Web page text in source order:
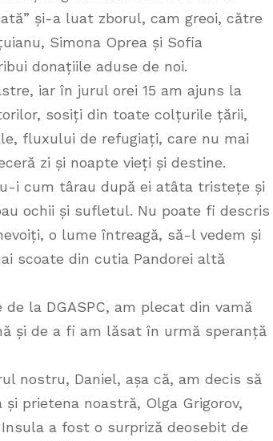
și-a luat zborul, cam greoi, către
Simona Oprea și Sofia
donațiile aduse de noi.
iar în jurul orei 15 am ajuns la
sosiți din toate colțurile țării,
fluxului de refugiați, care nu mai
zi și noapte vieți și destine.
i cum târau după ei atâta tristețe și
ochii și sufletul. Nu poate fi descris
o lume întreagă, să-l vedem și
scoate din cutia Pandorei altă
la DGASPC, am plecat din vamă
și de a fi am lăsat în urmă speranță
nostru, Daniel, așa că, am decis să
prietena noastră, Olga Grigorov,
a fost o surpriză deosebit de